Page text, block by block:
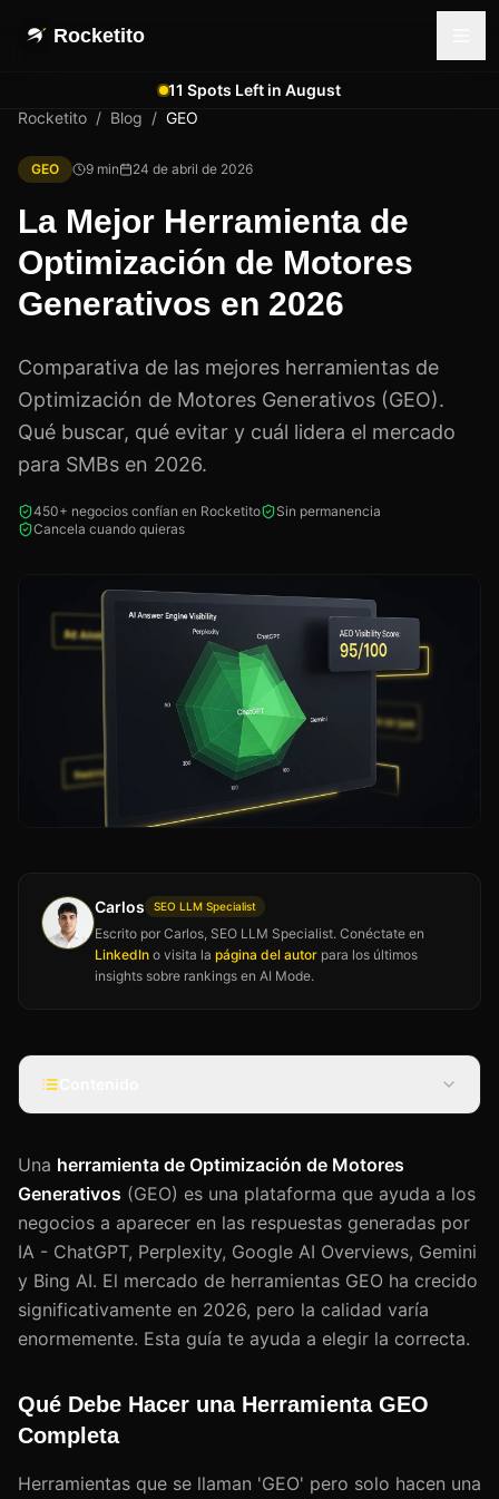
Rocketito
11 Spots Left in August
Rocketito / Blog / GEO
GEO 9 min 24 de abril de 2026
La Mejor Herramienta de
Optimización de Motores
Generativos en 2026
Comparativa de las mejores herramientas de
Optimización de Motores Generativos (GEO).
Qué buscar, qué evitar y cuál lidera el mercado
para SMBs en 2026.
450+ negocios confían en Rocketito
Sin permanencia
Cancela cuando quieras
Carlos SEO LLM Specialist
Escrito por Carlos, SEO LLM Specialist. Conéctate en
LinkedIn o visita la página del autor para los últimos
insights sobre rankings en AI Mode.
Una herramienta de Optimización de Motores
Generativos (GEO) es una plataforma que ayuda a los
negocios a aparecer en las respuestas generadas por
IA - ChatGPT, Perplexity, Google AI Overviews, Gemini
y Bing AI. El mercado de herramientas GEO ha crecido
significativamente en 2026, pero la calidad varía
enormemente. Esta guía te ayuda a elegir la correcta.
Qué Debe Hacer una Herramienta GEO
Completa
Herramientas que se llaman 'GEO' pero solo hacen una